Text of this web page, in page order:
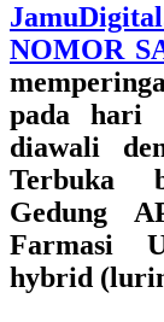
NOMOR
pada hari
diawali
Terbuka
Gedung
Farmasi
hybrid